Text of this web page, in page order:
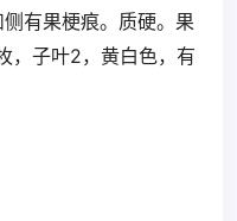
有果梗痕。质硬。果
，子叶2，黄白色，有